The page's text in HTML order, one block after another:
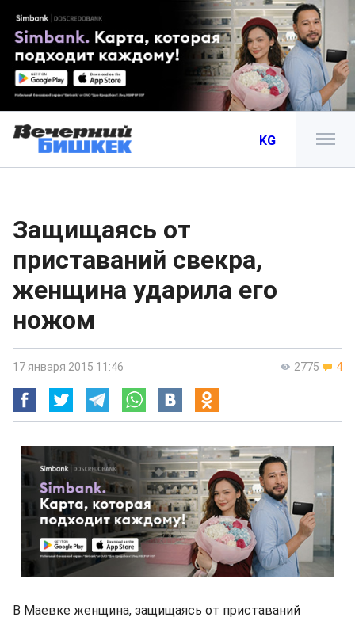
KG
Защищаясь от
приставаний свекра,
женщина ударила его
ножом
2775 4
17 января 2015 11:46
В Маевке женщина, защищаясь от приставаний